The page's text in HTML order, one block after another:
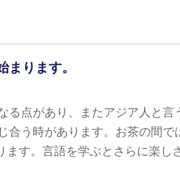
ります。
点があり、またアジア人と言
合う時があります。お茶の間で
ます。言語を学ぶとさらに楽し